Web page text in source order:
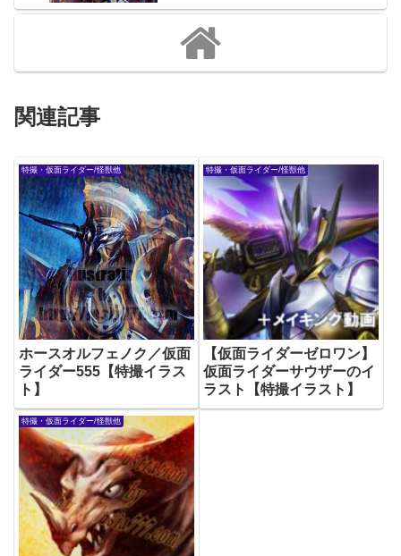
関連記事
特撮・仮面ライダー/怪獣他
ホースオルフェノク／仮面
ライダー555【特撮イラス
ト】
特撮・仮面ライダー/怪獣他
【仮面ライダーゼロワン】
仮面ライダーサウザーのイ
ラスト【特撮イラスト】
特撮・仮面ライダー/怪獣他